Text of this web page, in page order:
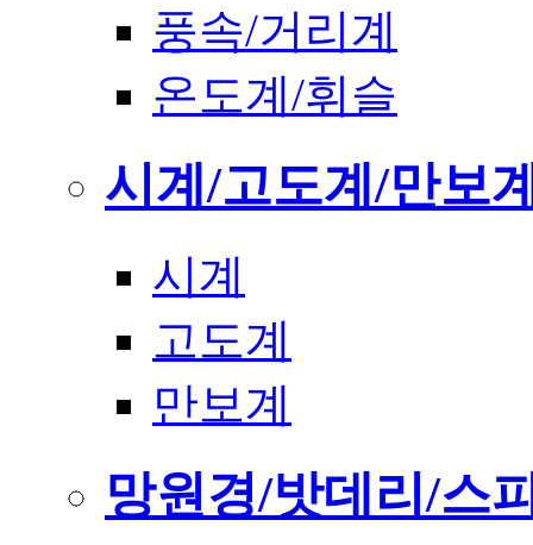
풍속/거리계
온도계/휘슬
시계/고도계/만보
시계
고도계
만보계
망원경/밧데리/스